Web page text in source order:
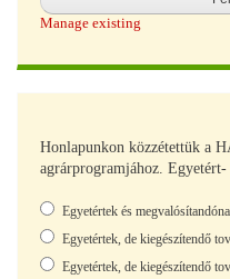
Manage existing
Honlapunkon közzétettük a
agrárprogramjához.
Választások
Egyetértek és
Egyetértek, de kiegészítendő
Egyetértek, de kiegészítendő